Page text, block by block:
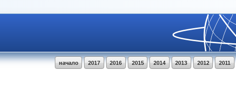
2011
2012
2013
2014
2015
2016
2017
начало